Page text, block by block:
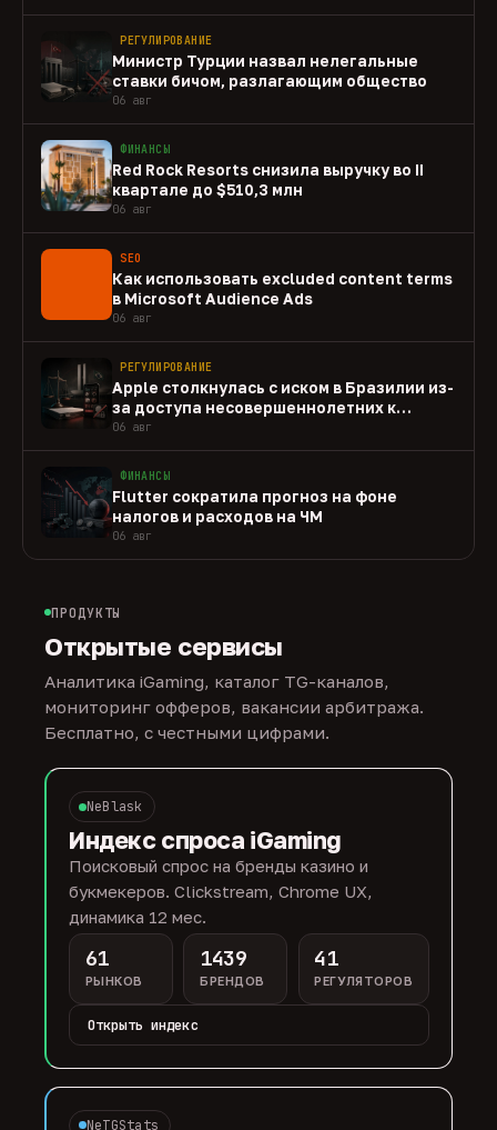
РЕГУЛИРОВАНИЕ
Министр Турции назвал нелегальные
ставки бичом, разлагающим общество
06 авг
ФИНАНСЫ
Red Rock Resorts снизила выручку во II
квартале до $510,3 млн
06 авг
SEO
Как использовать excluded content terms
в Microsoft Audience Ads
06 авг
РЕГУЛИРОВАНИЕ
Apple столкнулась с иском в Бразилии из-
за доступа несовершеннолетних к
gambling-приложениям
06 авг
ФИНАНСЫ
Flutter сократила прогноз на фоне
налогов и расходов на ЧМ
06 авг
ПРОДУКТЫ
Открытые сервисы
Аналитика iGaming, каталог TG-каналов,
мониторинг офферов, вакансии арбитража.
Бесплатно, с честными цифрами.
NeBlask
Индекс спроса iGaming
Поисковый спрос на бренды казино и
букмекеров. Clickstream, Chrome UX,
динамика 12 мес.
61
РЫНКОВ
1439
БРЕНДОВ
41
РЕГУЛЯТОРОВ
Открыть индекс
NeTGStats